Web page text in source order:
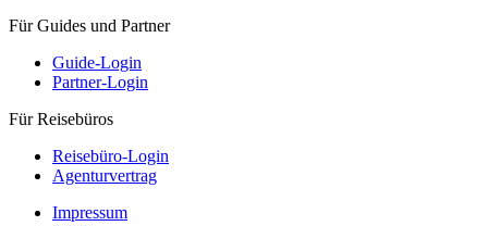
Für Guides und Partner
Guide-Login
Partner-Login
Für Reisebüros
Reisebüro-Login
Agenturvertrag
Impressum